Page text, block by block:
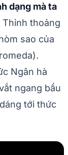
dạng mà ta
Thỉnh thoảng
sao của
Ngân hà
ngang bầu
tới thức